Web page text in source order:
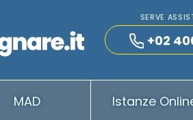
SERVE
+02
MAD Istanze